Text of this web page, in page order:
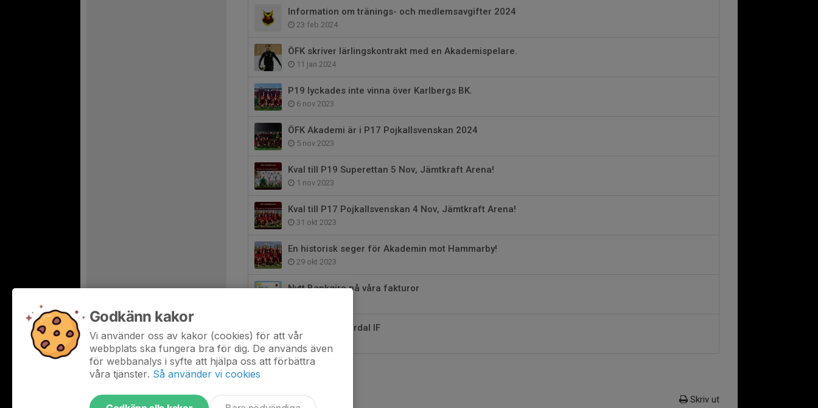
Information om tränings- och medlemsavgifter 2024
23 feb 2024
ÖFK skriver lärlingskontrakt med en Akademispelare.
11 jan 2024
P19 lyckades inte vinna över Karlbergs BK.
6 nov 2023
ÖFK Akademi är i P17 Pojkallsvenskan 2024
5 nov 2023
Kval till P19 Superettan 5 Nov, Jämtkraft Arena!
1 nov 2023
Kval till P17 Pojkallsvenskan 4 Nov, Jämtkraft Arena!
31 okt 2023
En historisk seger för Akademin mot Hammarby!
29 okt 2023
Nytt Bankgiro på våra fakturor
Borta mot Offerdal IF
29 jun 2023
Skriv ut
Godkänn kakor
Vi använder oss av kakor (cookies) för att vår
webbplats ska fungera bra för dig. De används även
för webbanalys i syfte att hjälpa oss att förbättra
våra tjänster. Så använder vi cookies